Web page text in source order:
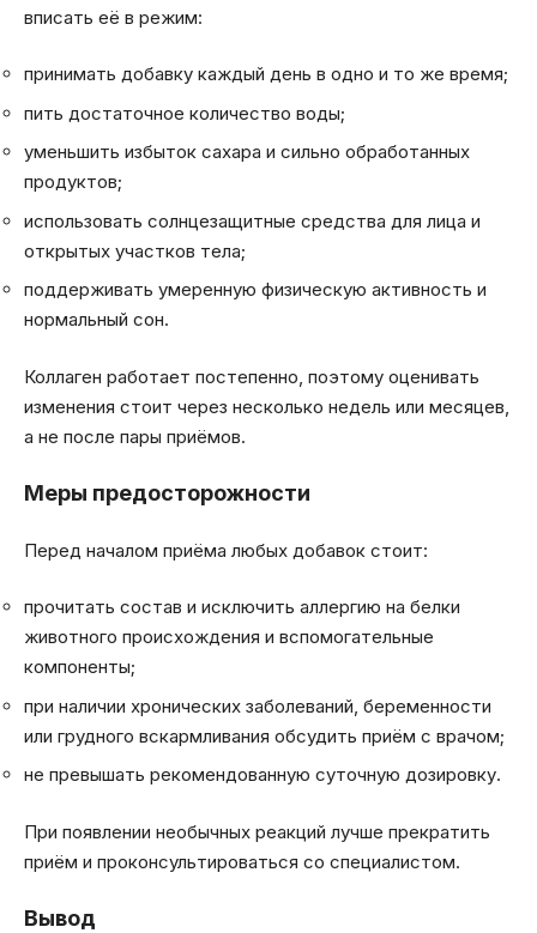
вписать её в режим:
принимать добавку каждый день в одно и то же время;
пить достаточное количество воды;
уменьшить избыток сахара и сильно обработанных
продуктов;
использовать солнцезащитные средства для лица и
открытых участков тела;
поддерживать умеренную физическую активность и
нормальный сон.
Коллаген работает постепенно, поэтому оценивать
изменения стоит через несколько недель или месяцев,
а не после пары приёмов.
Меры предосторожности
Перед началом приёма любых добавок стоит:
прочитать состав и исключить аллергию на белки
животного происхождения и вспомогательные
компоненты;
при наличии хронических заболеваний, беременности
или грудного вскармливания обсудить приём с врачом;
не превышать рекомендованную суточную дозировку.
При появлении необычных реакций лучше прекратить
приём и проконсультироваться со специалистом.
Вывод